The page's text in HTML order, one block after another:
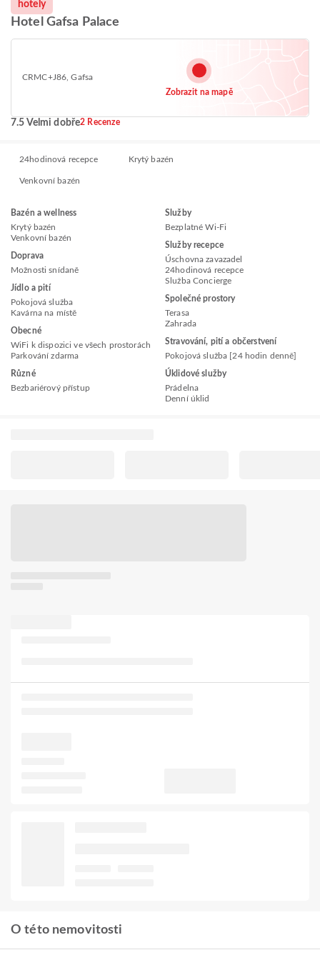
hotely
Hotel Gafsa Palace
CRMC+J86, Gafsa
Zobrazit na mapě
7.5 Velmi dobře2 Recenze
24hodinová recepce Krytý bazén
Venkovní bazén
Bazén a wellness
Krytý bazén
Venkovní bazén
Doprava
Možnosti snídaně
Jídlo a pití
Pokojová služba
Kavárna na místě
Obecné
WiFi k dispozici ve všech prostorách
Parkování zdarma
Různé
Bezbariérový přístup
Služby
Bezplatné Wi-Fi
Služby recepce
Úschovna zavazadel
24hodinová recepce
Služba Concierge
Společné prostory
Terasa
Zahrada
Stravování, pití a občerstvení
Pokojová služba [24 hodin denně]
Úklidové služby
Prádelna
Denní úklid
O této nemovitosti